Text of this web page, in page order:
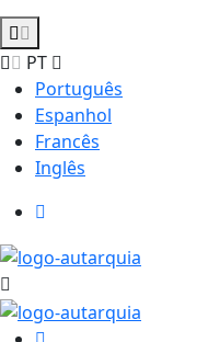
PT
Português
Espanhol
Francês
Inglês